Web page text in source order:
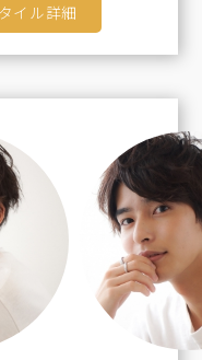
イル詳細